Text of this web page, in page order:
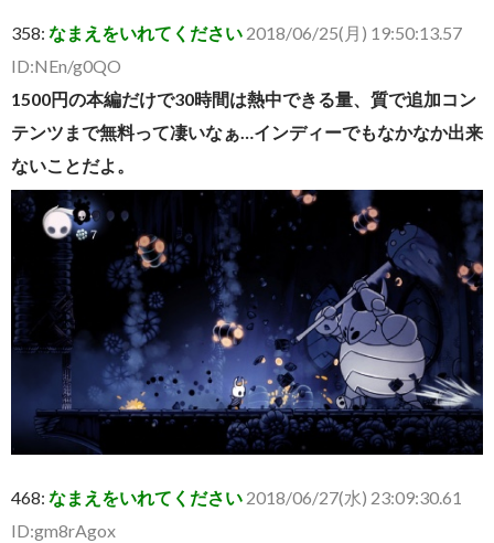
358: なまえをいれてください 2018/06/25(月) 19:50:13.57
ID:NEn/g0QO
1500円の本編だけで30時間は熱中できる量、質で追加コン
テンツまで無料って凄いなぁ…インディーでもなかなか出来
ないことだよ。
468: なまえをいれてください 2018/06/27(水) 23:09:30.61
ID:gm8rAgox